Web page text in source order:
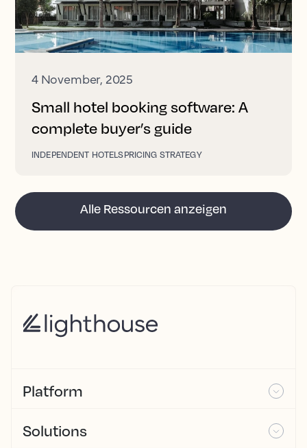
4 November, 2025
Small hotel booking software: A
complete buyer’s guide
INDEPENDENT HOTELSPRICING STRATEGY
Alle Ressourcen anzeigen
Platform
Solutions